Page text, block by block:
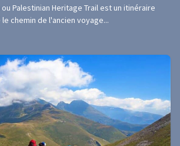
Palestinian Heritage Trail est un itinéraire
chemin de l'ancien voyage...